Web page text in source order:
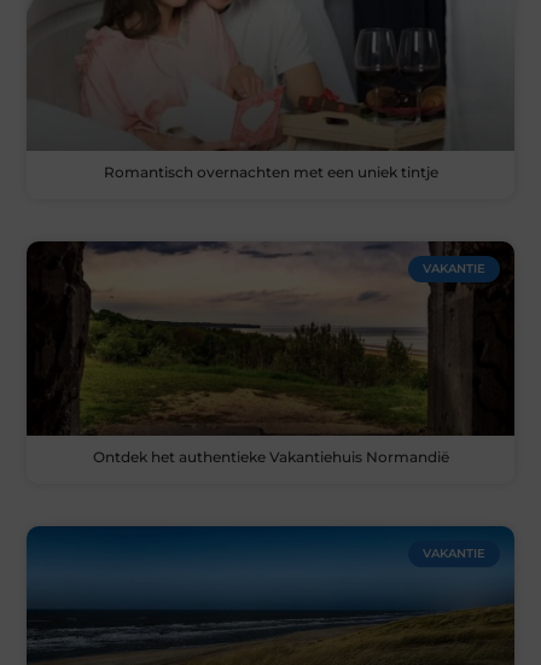
Romantisch overnachten met een uniek tintje
VAKANTIE
Ontdek het authentieke Vakantiehuis Normandië
VAKANTIE